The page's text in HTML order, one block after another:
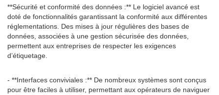
**Sécurité et conformité des données :** Le logiciel avancé est
doté de fonctionnalités garantissant la conformité aux différentes
réglementations. Des mises à jour régulières des bases de
données, associées à une gestion sécurisée des données,
permettent aux entreprises de respecter les exigences
d’étiquetage.
- **Interfaces conviviales :** De nombreux systèmes sont conçus
pour être faciles à utiliser, permettant aux opérateurs de naviguer